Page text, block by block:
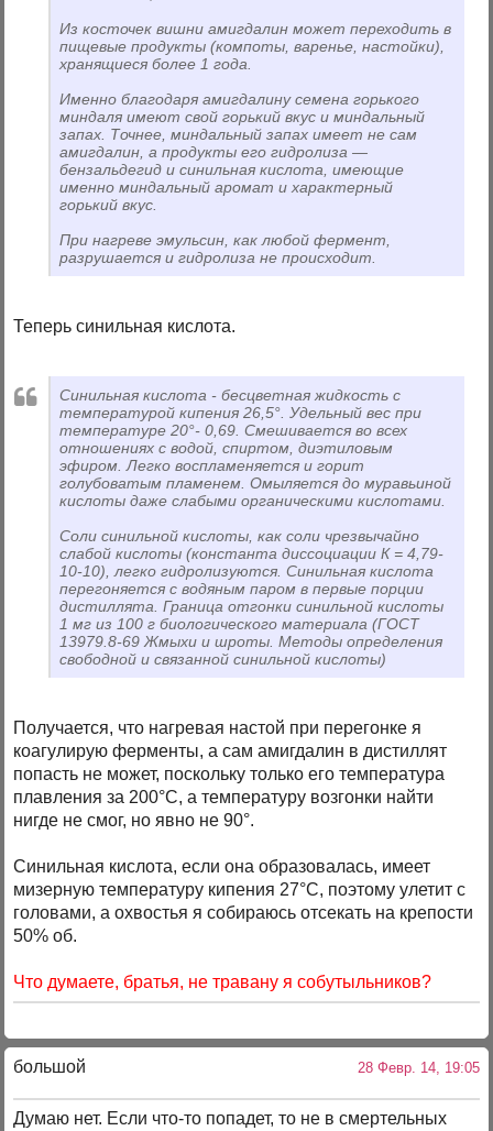
Из косточек вишни амигдалин может переходить в
пищевые продукты (компоты, варенье, настойки),
хранящиеся более 1 года.
Именно благодаря амигдалину семена горького
миндаля имеют свой горький вкус и миндальный
запах. Точнее, миндальный запах имеет не сам
амигдалин, а продукты его гидролиза —
бензальдегид и синильная кислота, имеющие
именно миндальный аромат и характерный
горький вкус.
При нагреве эмульсин, как любой фермент,
разрушается и гидролиза не происходит.
Теперь синильная кислота.
Синильная кислота - бесцветная жидкость с
температурой кипения 26,5°. Удельный вес при
температуре 20°- 0,69. Смешивается во всех
отношениях с водой, спиртом, диэтиловым
эфиром. Легко воспламеняется и горит
голубоватым пламенем. Омыляется до муравьиной
кислоты даже слабыми органическими кислотами.
Соли синильной кислоты, как соли чрезвычайно
слабой кислоты (константа диссоциации К = 4,79-
10-10), легко гидролизуются. Синильная кислота
перегоняется с водяным паром в первые порции
дистиллята. Граница отгонки синильной кислоты
1 мг из 100 г биологического материала (ГОСТ
13979.8-69 Жмыхи и шроты. Методы определения
свободной и связанной синильной кислоты)
Получается, что нагревая настой при перегонке я
коагулирую ферменты, а сам амигдалин в дистиллят
попасть не может, поскольку только его температура
плавления за 200°С, а температуру возгонки найти
нигде не смог, но явно не 90°.
Синильная кислота, если она образовалась, имеет
мизерную температуру кипения 27°С, поэтому улетит с
головами, а охвостья я собираюсь отсекать на крепости
50% об.
Что думаете, братья, не травану я собутыльников?
большой 28 Февр. 14, 19:05
Думаю нет. Если что-то попадет, то не в смертельных